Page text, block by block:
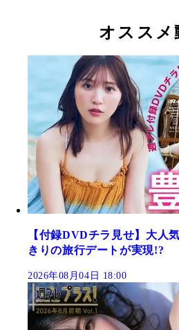
オススメ
【付録DVDチラ見せ】大人
きりの旅行デートが実現!?
2026年08月04日 18:00